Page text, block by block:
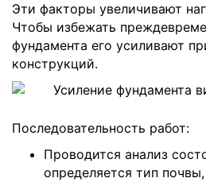
Эти факторы увеличивают
Чтобы избежать
фундамента его усиливают
конструкций.
Последовательность работ:
Проводится анализ
определяется тип почвы,